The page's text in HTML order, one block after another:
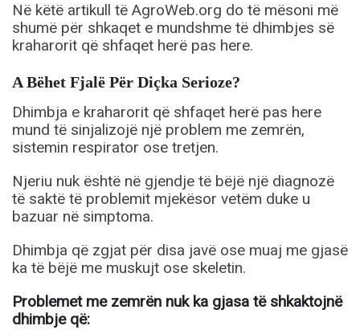
Në këtë artikull të AgroWeb.org do të mësoni më
shumë për shkaqet e mundshme të dhimbjes së
kraharorit që shfaqet herë pas here.
A Bëhet Fjalë Për Diçka Serioze?
Dhimbja e kraharorit që shfaqet herë pas here
mund të sinjalizojë një problem me zemrën,
sistemin respirator ose tretjen.
Njeriu nuk është në gjendje të bëjë një diagnozë
të saktë të problemit mjekësor vetëm duke u
bazuar në simptoma.
Dhimbja që zgjat për disa javë ose muaj me gjasë
ka të bëjë me muskujt ose skeletin.
Problemet me zemrën nuk ka gjasa të shkaktojnë
dhimbje që: